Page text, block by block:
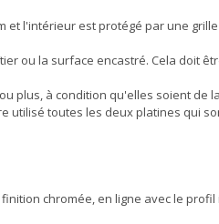
et l'intérieur est protégé par une
ou la surface encastré. Cela doit
plus, à condition qu'elles soient de
utilisé toutes les deux platines qui
chromée, en ligne avec le